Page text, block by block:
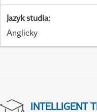
Jazyk studia:
Anglicky
INTELLIGENT